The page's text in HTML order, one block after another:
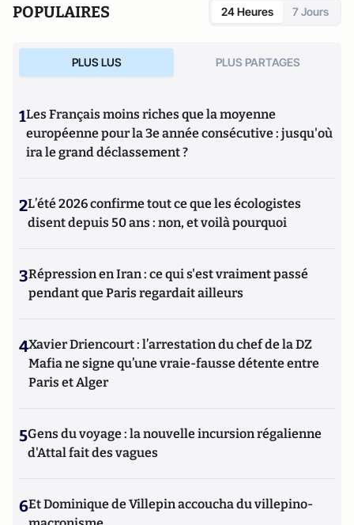
POPULAIRES 24 Heures 7 Jours
PLUS LUS PLUS PARTAGES
1Les Français moins riches que la moyenne
européenne pour la 3e année consécutive : jusqu'où
ira le grand déclassement ?
2L’été 2026 confirme tout ce que les écologistes
disent depuis 50 ans : non, et voilà pourquoi
3Répression en Iran : ce qui s'est vraiment passé
pendant que Paris regardait ailleurs
4Xavier Driencourt : l’arrestation du chef de la DZ
Mafia ne signe qu’une vraie-fausse détente entre
Paris et Alger
5Gens du voyage : la nouvelle incursion régalienne
d'Attal fait des vagues
6Et Dominique de Villepin accoucha du villepino-